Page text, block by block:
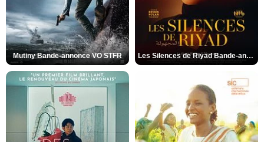
Mutiny Bande-annonce VO STFR Les Silences de Riyad Bande-annonce VO STFR